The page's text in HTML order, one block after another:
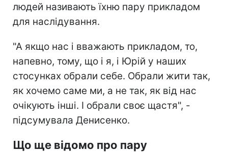
людей називають їхню пару прикладом
для наслідування.
"А якщо нас і вважають прикладом, то,
напевно, тому, що і я, і Юрій у наших
стосунках обрали себе. Обрали жити так,
як хочемо саме ми, а не так, як від нас
очікують інші. І обрали своє щастя", -
підсумувала Денисенко.
Що ще відомо про пару